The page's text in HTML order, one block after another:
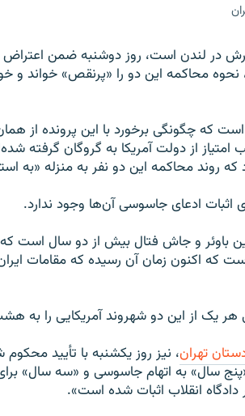
در لندن است، روز دوشنبه ضمن
نحوه محاکمه این دو را «پرنقص» خواند و
است که چگونگی برخورد با این پرونده از
امتیاز از دولت آمریکا به گروگان گرفته
که روند محاکمه این دو نفر به منزله «به
اثبات ادعای جاسوسی آن‌ها وجود ندارد.
باوئر و جاش فتال بیش از دو سال است که
است که اکنون زمان آن رسیده که مقامات
هر یک از این دو شهروند آمریکایی را به
تهران، نیز روز یکشنبه با تأیید
سال» به اتهام جاسوسی و «سه سال»
دادگاه انقلاب اثبات شده است».